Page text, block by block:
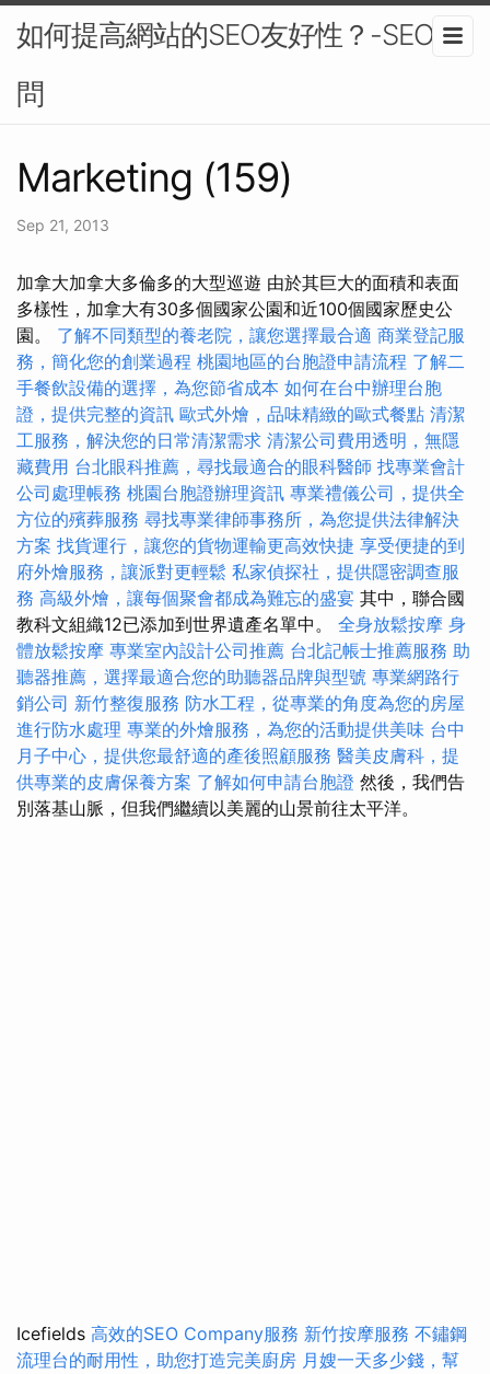
如何提高網站的SEO友好性？-SEO顧
問
Marketing (159)
Sep 21, 2013
加拿大加拿大多倫多的大型巡遊 由於其巨大的面積和表面
多樣性，加拿大有30多個國家公園和近100個國家歷史公
園。 了解不同類型的養老院，讓您選擇最合適 商業登記服
務，簡化您的創業過程 桃園地區的台胞證申請流程 了解二
手餐飲設備的選擇，為您節省成本 如何在台中辦理台胞
證，提供完整的資訊 歐式外燴，品味精緻的歐式餐點 清潔
工服務，解決您的日常清潔需求 清潔公司費用透明，無隱
藏費用 台北眼科推薦，尋找最適合的眼科醫師 找專業會計
公司處理帳務 桃園台胞證辦理資訊 專業禮儀公司，提供全
方位的殯葬服務 尋找專業律師事務所，為您提供法律解決
方案 找貨運行，讓您的貨物運輸更高效快捷 享受便捷的到
府外燴服務，讓派對更輕鬆 私家偵探社，提供隱密調查服
務 高級外燴，讓每個聚會都成為難忘的盛宴 其中，聯合國
教科文組織12已添加到世界遺產名單中。 全身放鬆按摩 身
體放鬆按摩 專業室內設計公司推薦 台北記帳士推薦服務 助
聽器推薦，選擇最適合您的助聽器品牌與型號 專業網路行
銷公司 新竹整復服務 防水工程，從專業的角度為您的房屋
進行防水處理 專業的外燴服務，為您的活動提供美味 台中
月子中心，提供您最舒適的產後照顧服務 醫美皮膚科，提
供專業的皮膚保養方案 了解如何申請台胞證 然後，我們告
別落基山脈，但我們繼續以美麗的山景前往太平洋。
Icefields 高效的SEO Company服務 新竹按摩服務 不鏽鋼
流理台的耐用性，助您打造完美廚房 月嫂一天多少錢，幫